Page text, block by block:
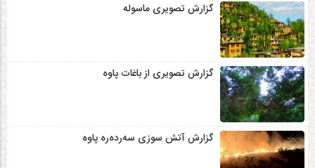
گزارش تصویری ماسوله
گزارش تصویری از باغات پاوه
گزارش آتش سوزی سەردەرە پاوه